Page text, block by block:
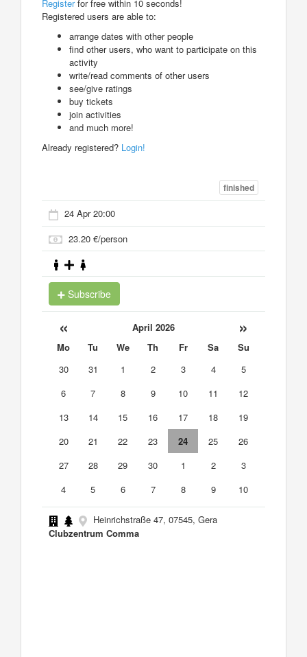
Registerfor free within 10 seconds!
Registered users are able to:
arrange dates with other people
find other users, who want to participate on this
activity
write/read comments of other users
see/give ratings
buy tickets
join activities
and much more!
Already registered? Login!
finished
24 Apr 20:00
23.20 €/person
Subscribe
« April 2026 »
Mo Tu We Th Fr Sa
Su
30
31 1 2 3 4
5
6
7 8 9 10 11
12
13
14 15 16 17 18
19
20
21 22 23 24 25
26
27
28 29 30 1 2
3
4
5 6 7 8 9 10
Heinrichstraße 47, 07545, Gera
Clubzentrum Comma